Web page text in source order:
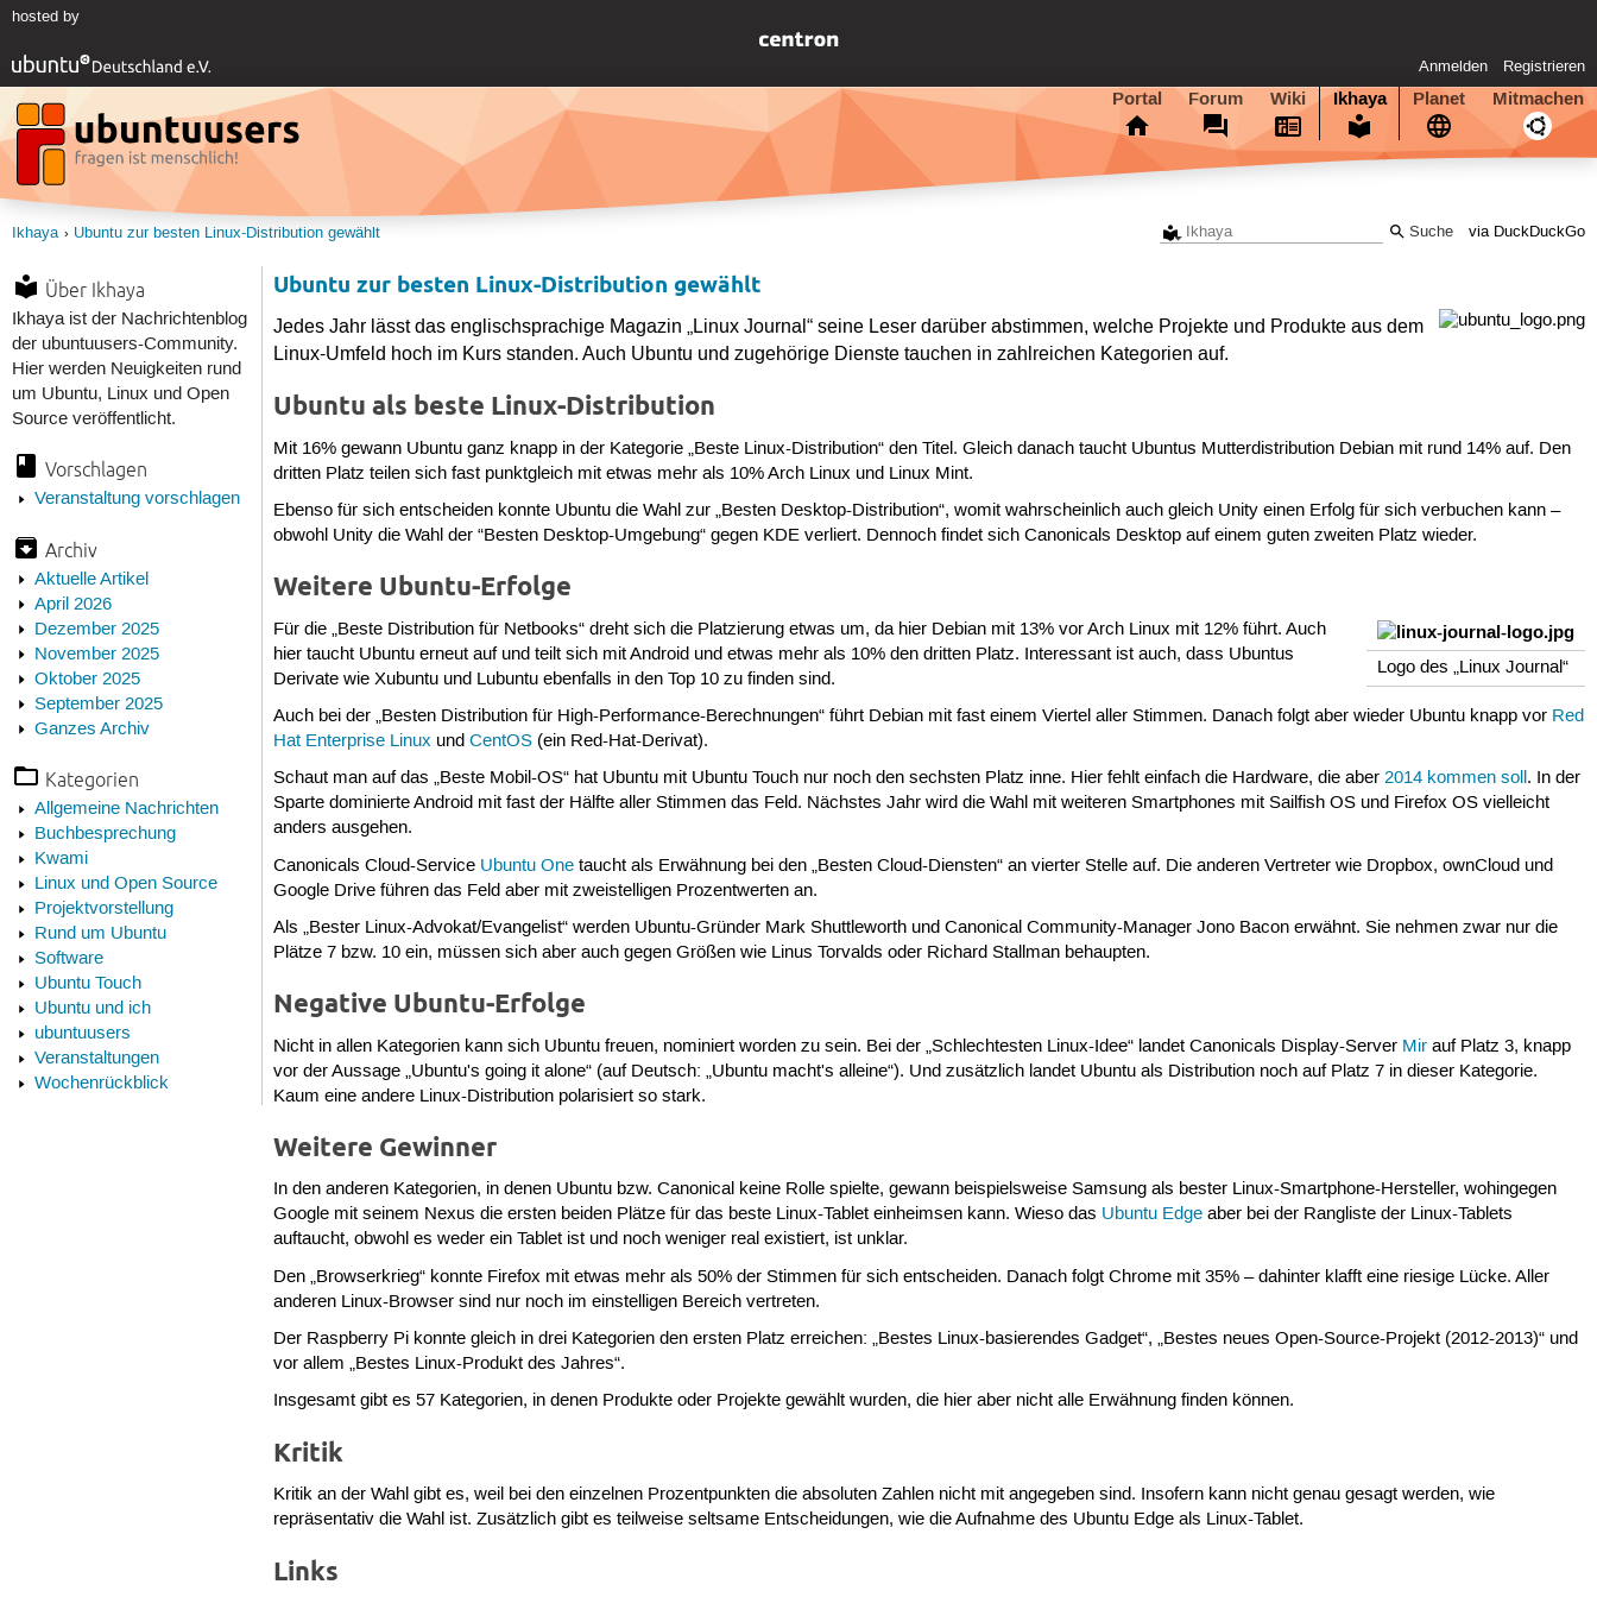
hosted by
Anmelden Registrieren
Portal Forum Wiki Ikhaya Planet Mitmachen
via DuckDuckGo
Ikhaya Ubuntu zur besten Linux-Distribution gewählt
Über Ikhaya
Ikhaya ist der Nachrichtenblog
der ubuntuusers-Community.
Hier werden Neuigkeiten rund
um Ubuntu, Linux und Open
Source veröffentlicht.
Vorschlagen
Veranstaltung vorschlagen
Archiv
Aktuelle Artikel
April 2026
Dezember 2025
November 2025
Oktober 2025
September 2025
Ganzes Archiv
Kategorien
Allgemeine Nachrichten
Buchbesprechung
Kwami
Linux und Open Source
Projektvorstellung
Rund um Ubuntu
Software
Ubuntu Touch
Ubuntu und ich
ubuntuusers
Veranstaltungen
Wochenrückblick
Ubuntu zur besten Linux-Distribution gewählt
Jedes Jahr lässt das englischsprachige Magazin „Linux Journal“ seine Leser darüber abstimmen, welche Projekte und Produkte aus dem
Linux-Umfeld hoch im Kurs standen. Auch Ubuntu und zugehörige Dienste tauchen in zahlreichen Kategorien auf.
Ubuntu als beste Linux-Distribution
Mit 16% gewann Ubuntu ganz knapp in der Kategorie „Beste Linux-Distribution“ den Titel. Gleich danach taucht Ubuntus Mutterdistribution Debian mit rund 14% auf. Den
dritten Platz teilen sich fast punktgleich mit etwas mehr als 10% Arch Linux und Linux Mint.
Ebenso für sich entscheiden konnte Ubuntu die Wahl zur „Besten Desktop-Distribution“, womit wahrscheinlich auch gleich Unity einen Erfolg für sich verbuchen kann –
obwohl Unity die Wahl der “Besten Desktop-Umgebung“ gegen KDE verliert. Dennoch findet sich Canonicals Desktop auf einem guten zweiten Platz wieder.
Weitere Ubuntu-Erfolge
Logo des „Linux Journal“
Für die „Beste Distribution für Netbooks“ dreht sich die Platzierung etwas um, da hier Debian mit 13% vor Arch Linux mit 12% führt. Auch
hier taucht Ubuntu erneut auf und teilt sich mit Android und etwas mehr als 10% den dritten Platz. Interessant ist auch, dass Ubuntus
Derivate wie Xubuntu und Lubuntu ebenfalls in den Top 10 zu finden sind.
Auch bei der „Besten Distribution für High-Performance-Berechnungen“ führt Debian mit fast einem Viertel aller Stimmen. Danach folgt aber wieder Ubuntu knapp vor Red
Hat Enterprise Linux undCentOS (ein Red-Hat-Derivat).
Schaut man auf das „Beste Mobil-OS“ hat Ubuntu mit Ubuntu Touch nur noch den sechsten Platz inne. Hier fehlt einfach die Hardware, die aber2014 kommen soll. In der
Sparte dominierte Android mit fast der Hälfte aller Stimmen das Feld. Nächstes Jahr wird die Wahl mit weiteren Smartphones mit Sailfish OS und Firefox OS vielleicht
anders ausgehen.
Canonicals Cloud-Service Ubuntu One taucht als Erwähnung bei den „Besten Cloud-Diensten“ an vierter Stelle auf. Die anderen Vertreter wie Dropbox, ownCloud und
Google Drive führen das Feld aber mit zweistelligen Prozentwerten an.
Als „Bester Linux-Advokat/Evangelist“ werden Ubuntu-Gründer Mark Shuttleworth und Canonical Community-Manager Jono Bacon erwähnt. Sie nehmen zwar nur die
Plätze 7 bzw. 10 ein, müssen sich aber auch gegen Größen wie Linus Torvalds oder Richard Stallman behaupten.
Negative Ubuntu-Erfolge
Nicht in allen Kategorien kann sich Ubuntu freuen, nominiert worden zu sein. Bei der „Schlechtesten Linux-Idee“ landet Canonicals Display-Server Mir auf Platz 3, knapp
vor der Aussage „Ubuntu's going it alone“ (auf Deutsch: „Ubuntu macht's alleine“). Und zusätzlich landet Ubuntu als Distribution noch auf Platz 7 in dieser Kategorie.
Kaum eine andere Linux-Distribution polarisiert so stark.
Weitere Gewinner
In den anderen Kategorien, in denen Ubuntu bzw. Canonical keine Rolle spielte, gewann beispielsweise Samsung als bester Linux-Smartphone-Hersteller, wohingegen
Google mit seinem Nexus die ersten beiden Plätze für das beste Linux-Tablet einheimsen kann. Wieso das Ubuntu Edge aber bei der Rangliste der Linux-Tablets
auftaucht, obwohl es weder ein Tablet ist und noch weniger real existiert, ist unklar.
Den „Browserkrieg“ konnte Firefox mit etwas mehr als 50% der Stimmen für sich entscheiden. Danach folgt Chrome mit 35% – dahinter klafft eine riesige Lücke. Aller
anderen Linux-Browser sind nur noch im einstelligen Bereich vertreten.
Der Raspberry Pi konnte gleich in drei Kategorien den ersten Platz erreichen: „Bestes Linux-basierendes Gadget“, „Bestes neues Open-Source-Projekt (2012-2013)“ und
vor allem „Bestes Linux-Produkt des Jahres“.
Insgesamt gibt es 57 Kategorien, in denen Produkte oder Projekte gewählt wurden, die hier aber nicht alle Erwähnung finden können.
Kritik
Kritik an der Wahl gibt es, weil bei den einzelnen Prozentpunkten die absoluten Zahlen nicht mit angegeben sind. Insofern kann nicht genau gesagt werden, wie
repräsentativ die Wahl ist. Zusätzlich gibt es teilweise seltsame Entscheidungen, wie die Aufnahme des Ubuntu Edge als Linux-Tablet.
Links